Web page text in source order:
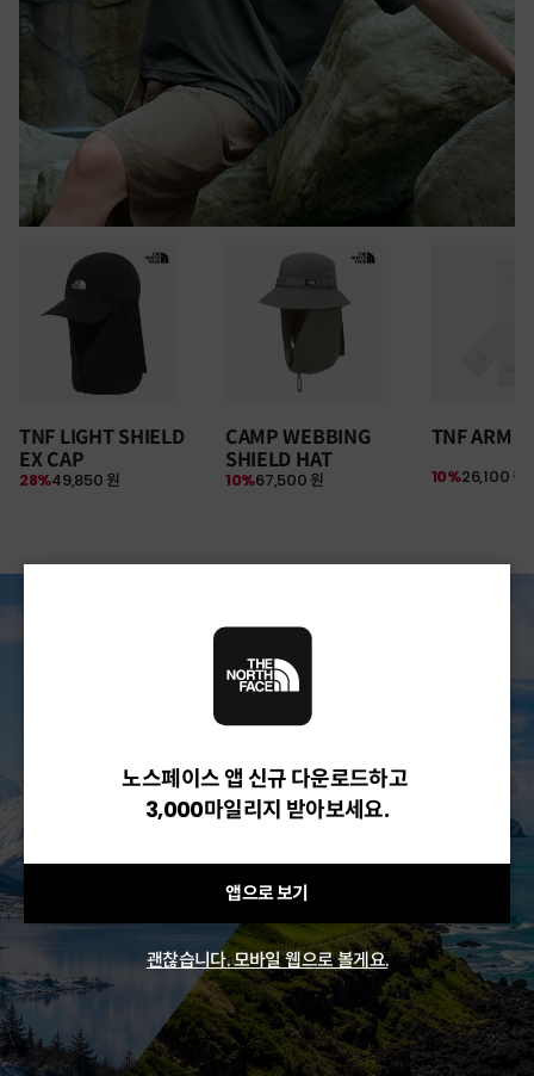
TNF LIGHT SHIELD
EX CAP
49,850 원
28%
CAMP WEBBING
SHIELD HAT
67,500 원
10%
TNF ARM
26,100 원
10%
여름 탈출 원정대
30만원 이상 구매 시
뉴질랜드 & 제주도 여행권 증정 찬스
노스페이스 앱 신규 다운로드하고
3,000마일리지 받아보세요.
앱으로 보기
괜찮습니다. 모바일 웹으로 볼게요.